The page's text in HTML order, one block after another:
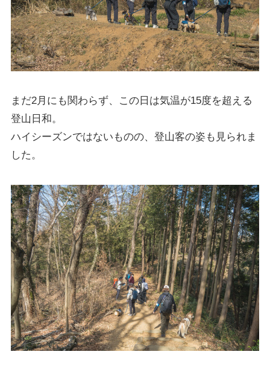
まだ2月にも関わらず、この日は気温が15度を超える
登山日和。
ハイシーズンではないものの、登山客の姿も見られま
した。